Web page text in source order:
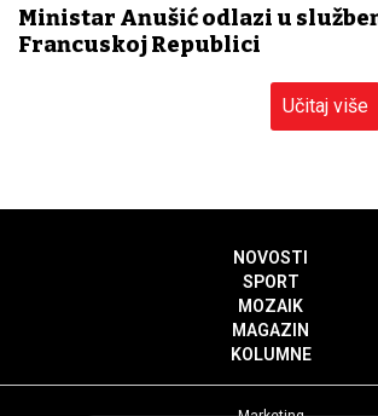
Ministar Anušić odlazi u
Francuskoj Republici
Učitaj više
NOVOSTI
SPORT
MOZAIK
MAGAZIN
KOLUMNE